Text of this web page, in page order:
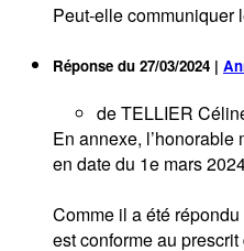
Peut-elle communiquer
Réponse du 27/03/2024 |
de TELLIER
En annexe,
en date du 1e mars
Comme il a été
est conforme au